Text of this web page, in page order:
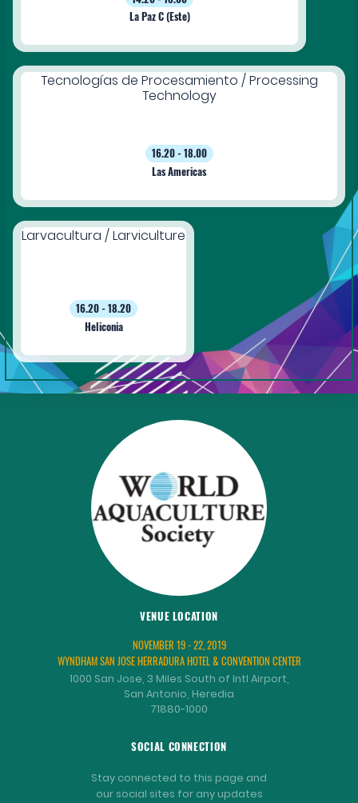
La Paz C (Este)
Tecnologías de Procesamiento / Processing
Technology
16.20 - 18.00
Las Americas
Larvacultura / Larviculture
16.20 - 18.20
Heliconia
VENUE LOCATION
NOVEMBER 19 - 22, 2019
WYNDHAM SAN JOSE HERRADURA HOTEL & CONVENTION CENTER
1000 San Jose, 3 Miles South of Intl Airport,
San Antonio, Heredia
71880-1000
SOCIAL CONNECTION
Stay connected to this page and
our social sites for any updates